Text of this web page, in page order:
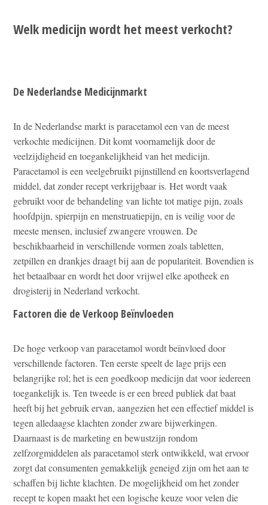
Welk medicijn wordt het meest verkocht?
De Nederlandse Medicijnmarkt
In de Nederlandse markt is paracetamol een van de meest
verkochte medicijnen. Dit komt voornamelijk door de
veelzijdigheid en toegankelijkheid van het medicijn.
Paracetamol is een veelgebruikt pijnstillend en koortsverlagend
middel, dat zonder recept verkrijgbaar is. Het wordt vaak
gebruikt voor de behandeling van lichte tot matige pijn, zoals
hoofdpijn, spierpijn en menstruatiepijn, en is veilig voor de
meeste mensen, inclusief zwangere vrouwen. De
beschikbaarheid in verschillende vormen zoals tabletten,
zetpillen en drankjes draagt bij aan de populariteit. Bovendien is
het betaalbaar en wordt het door vrijwel elke apotheek en
drogisterij in Nederland verkocht.
Factoren die de Verkoop Beïnvloeden
De hoge verkoop van paracetamol wordt beïnvloed door
verschillende factoren. Ten eerste speelt de lage prijs een
belangrijke rol; het is een goedkoop medicijn dat voor iedereen
toegankelijk is. Ten tweede is er een breed publiek dat baat
heeft bij het gebruik ervan, aangezien het een effectief middel is
tegen alledaagse klachten zonder zware bijwerkingen.
Daarnaast is de marketing en bewustzijn rondom
zelfzorgmiddelen als paracetamol sterk ontwikkeld, wat ervoor
zorgt dat consumenten gemakkelijk geneigd zijn om het aan te
schaffen bij lichte klachten. De mogelijkheid om het zonder
recept te kopen maakt het een logische keuze voor velen die